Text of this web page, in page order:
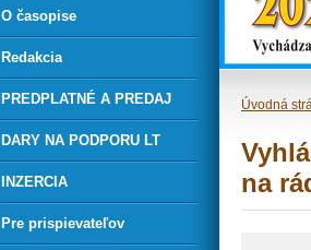
Úvodná
na
O časopise
Redakcia
PREDPLATNÉ A PREDAJ
DARY NA PODPORU LT
INZERCIA
Pre prispievateľov